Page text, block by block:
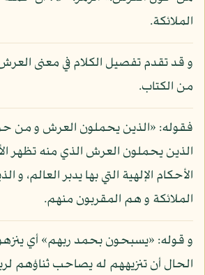
الملائكة.
و قد تقدم تفصيل الكلام في معنى
من الكتاب.
فقوله: «الذين يحملون العرش و من
الذين يحملون العرش الذي منه تظهر
الأحكام الإلهية التي بها يدبر
الملائكة و هم المقربون منهم.
و قوله: «يسبحون بحمد ربهم» أي
الحال أن تنزيههم له يصاحب ثناؤهم